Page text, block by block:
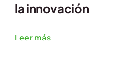
la innovación
Leer más